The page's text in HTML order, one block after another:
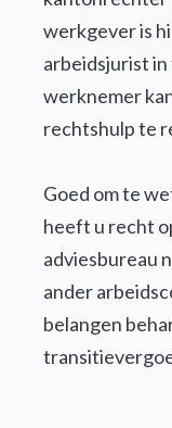
werkgever is
arbeidsjurist in
werknemer
rechtshulp te
Goed om te
heeft u recht
adviesbureau
ander
belangen